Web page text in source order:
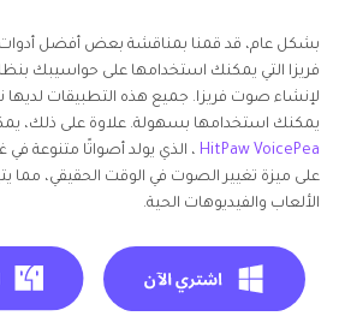
بشكل عام، قد قمنا بمناقشة بعض أفضل
لإنشاء صوت فريزا. جميع هذه التطبيقات لديها
يمكنك استخدامها بسهولة. علاوة على ذلك،
HitPaw VoicePea ، الذي يولد أصواتًا متنوعة
على ميزة تغيير الصوت في الوقت الحقيقي، مما
الألعاب والفيديوهات الحية.